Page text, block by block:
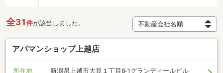
全31 件が該当しました。
アパマンショップ上越店
所在地
新潟県上越市大豆１丁目8-1グランディールビル